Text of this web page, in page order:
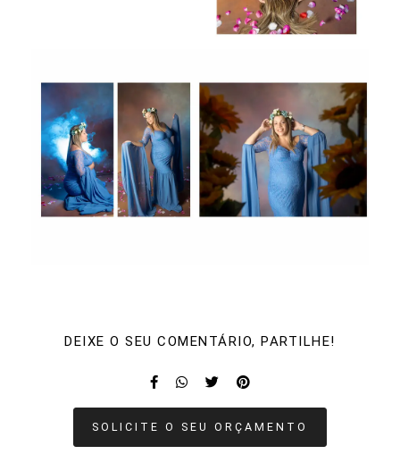
DEIXE O SEU COMENTÁRIO, PARTILHE!
SOLICITE O SEU ORÇAMENTO